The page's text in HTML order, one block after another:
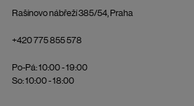
Rašínovo nábřeží 385/54, Praha
+420 775 855 578
Po-Pá: 10:00 - 19:00
So: 10:00 - 18:00